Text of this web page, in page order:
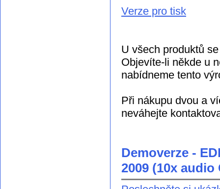
Verze pro tisk
U všech produktů
Objevíte-li někde u
nabídneme tento
Při nákupu dvou a
neváhejte
Demoverze -
2009 (10x audio